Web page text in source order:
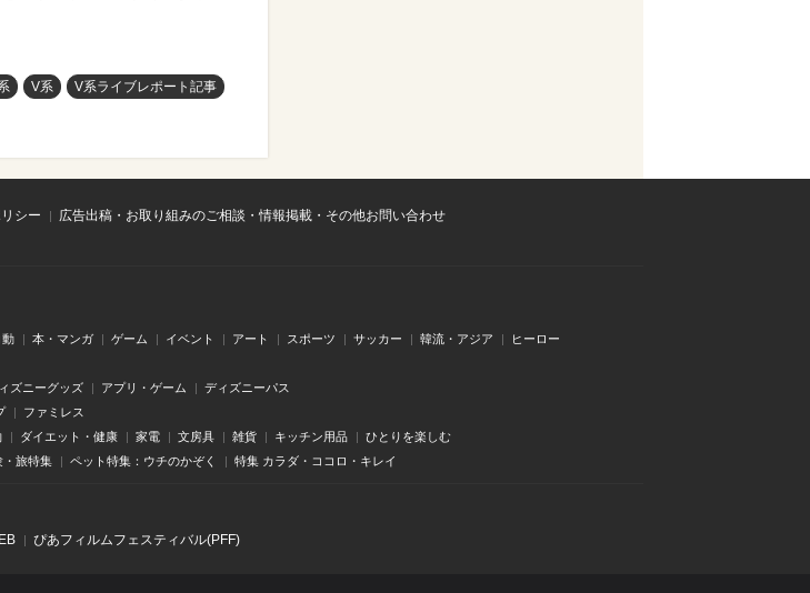
V系 V系ライブレポート記事
シー
広告出稿・お取り組みのご相談・情報掲載・その他お問い合わせ
動 本・マンガ ゲーム イベント アート スポーツ サッカー 韓流・アジア ヒーロー
ズニーグッズ アプリ・ゲーム ディズニーパス
ファミレス
ダイエット・健康 家電 文房具 雑貨 キッチン用品 ひとりを楽しむ
・旅特集 ペット特集：ウチのかぞく 特集 カラダ・ココロ・キレイ
ぴあフィルムフェスティバル(PFF)